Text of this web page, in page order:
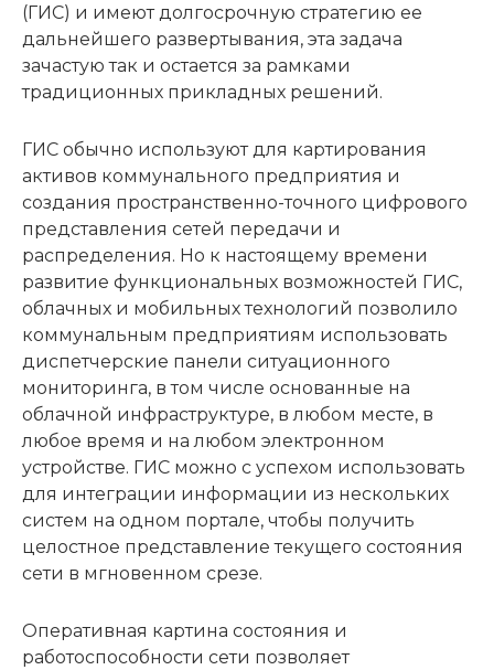
(ГИС) и имеют долгосрочную стратегию ее
дальнейшего развертывания, эта задача
зачастую так и остается за рамками
традиционных прикладных решений.
ГИС обычно используют для картирования
активов коммунального предприятия и
создания пространственно-точного цифрового
представления сетей передачи и
распределения. Но к настоящему времени
развитие функциональных возможностей ГИС,
облачных и мобильных технологий позволило
коммунальным предприятиям использовать
диспетчерские панели ситуационного
мониторинга, в том числе основанные на
облачной инфраструктуре, в любом месте, в
любое время и на любом электронном
устройстве. ГИС можно с успехом использовать
для интеграции информации из нескольких
систем на одном портале, чтобы получить
целостное представление текущего состояния
сети в мгновенном срезе.
Оперативная картина состояния и
работоспособности сети позволяет